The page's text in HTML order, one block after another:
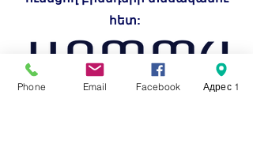
հետ:
Phone Email Facebook Адрес 1